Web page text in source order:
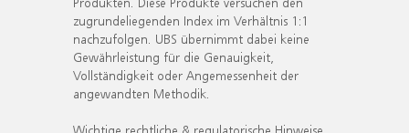
zugrundeliegenden Index im Verhältnis 1:1
nachzufolgen. UBS übernimmt dabei keine
Gewährleistung für die Genauigkeit,
Vollständigkeit oder Angemessenheit der
angewandten Methodik.